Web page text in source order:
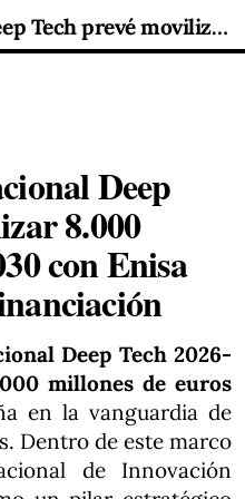
La Estrategia Nacional Deep Tech prevé movilizar 8.000 millones hasta 2030 con Enisa como motor de financiación
Deep
8.000
con Enisa
Deep Tech 2026-
millones de euros
en la vanguardia de
Dentro de este marco
de Innovación